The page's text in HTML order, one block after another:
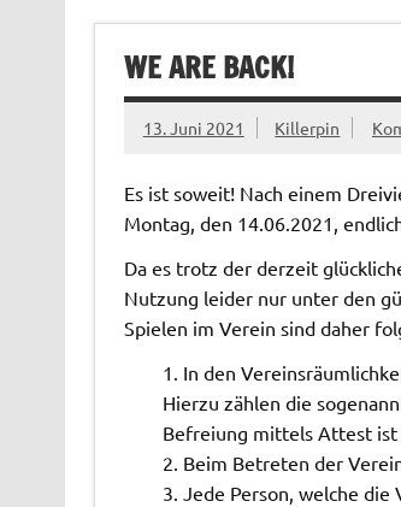
WE ARE BACK!
13. Juni 2021 Killerpin
Es ist soweit! Nach einem
Montag, den 14.06.2021,
Da es trotz der derzeit
Nutzung leider nur unter den
Spielen im Verein sind daher
In den
Hierzu zählen die
Befreiung mittels Attest ist
Beim Betreten der
Jede Person, welche